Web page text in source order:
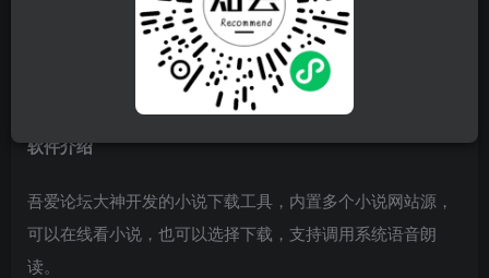
https://www.52pojie.cn/forum.php?
mod=viewthread&tid=1724103&highlight=%D0%A1%CB%B
软件介绍
吾爱论坛大神开发的小说下载工具，内置多个小说网站源，
可以在线看小说，也可以选择下载，支持调用系统语音朗
读。